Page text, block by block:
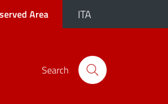
Area ITA
Search